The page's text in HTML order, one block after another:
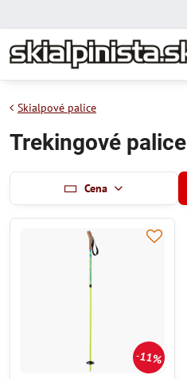
Skialpové palice
Trekingové palice
Cena
11%